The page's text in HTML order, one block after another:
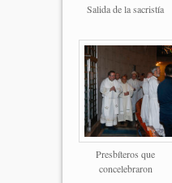
Salida de la sacristía
Presbíteros que
concelebraron